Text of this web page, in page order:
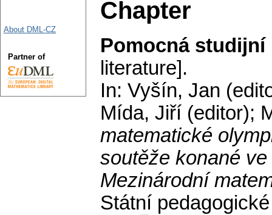
Chapter
Pomocná studijní
literature].
In: Vyšín, Jan
Mída, Jiří (editor);
matematické
soutěže konané
Mezinárodní
Státní
About DML-CZ
Partner of